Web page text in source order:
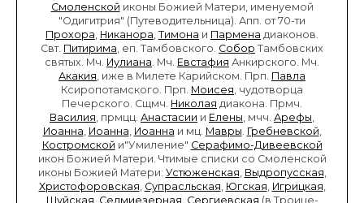
Смоленской иконы Божией Матери, именуемой
"Одигитрия" (Путеводительница). Апп. от 70-ти
Прохора, Никанора, Тимона и Пармена диаконов.
Свт. Питирима, еп. Тамбовского. Собор Тамбовских
святых. Мч. Иулиана. Мч. Евстафия Анкирского. Мч.
Акакия, иже в Милете Карийском. Прп. Павла
Ксиропотамского. Прп. Моисея, чудотворца
Печерского. Сщмч. Николая диакона. Прмч.
Василия, прмцц. Анастасии и Елены, мчч. Арефы,
Иоанна, Иоанна, Иоанна и мц. Мавры. Гребневской,
Костромской и"Умиление" Серафимо-Дивеевской
икон Божией Матери. Чтимые списки со Смоленской
иконы Божией Матери: Устюженская, Выдропусская,
Христофоровская, Супрасльская, Югская, Игрицкая,
Шуйская, Седмиезерная, Сергиевская (в Троице-